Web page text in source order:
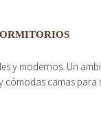
y modernos. Un
cómodas camas para